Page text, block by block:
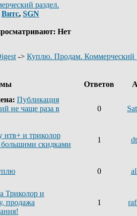
раздел.
Витс, SGN
Нет
-> Куплю. Продам. Коммерческий
Ответов
Публикация
не чаще раза в
0
нтв+ и триколор
скидками
1
0
Триколор и
продажа
1